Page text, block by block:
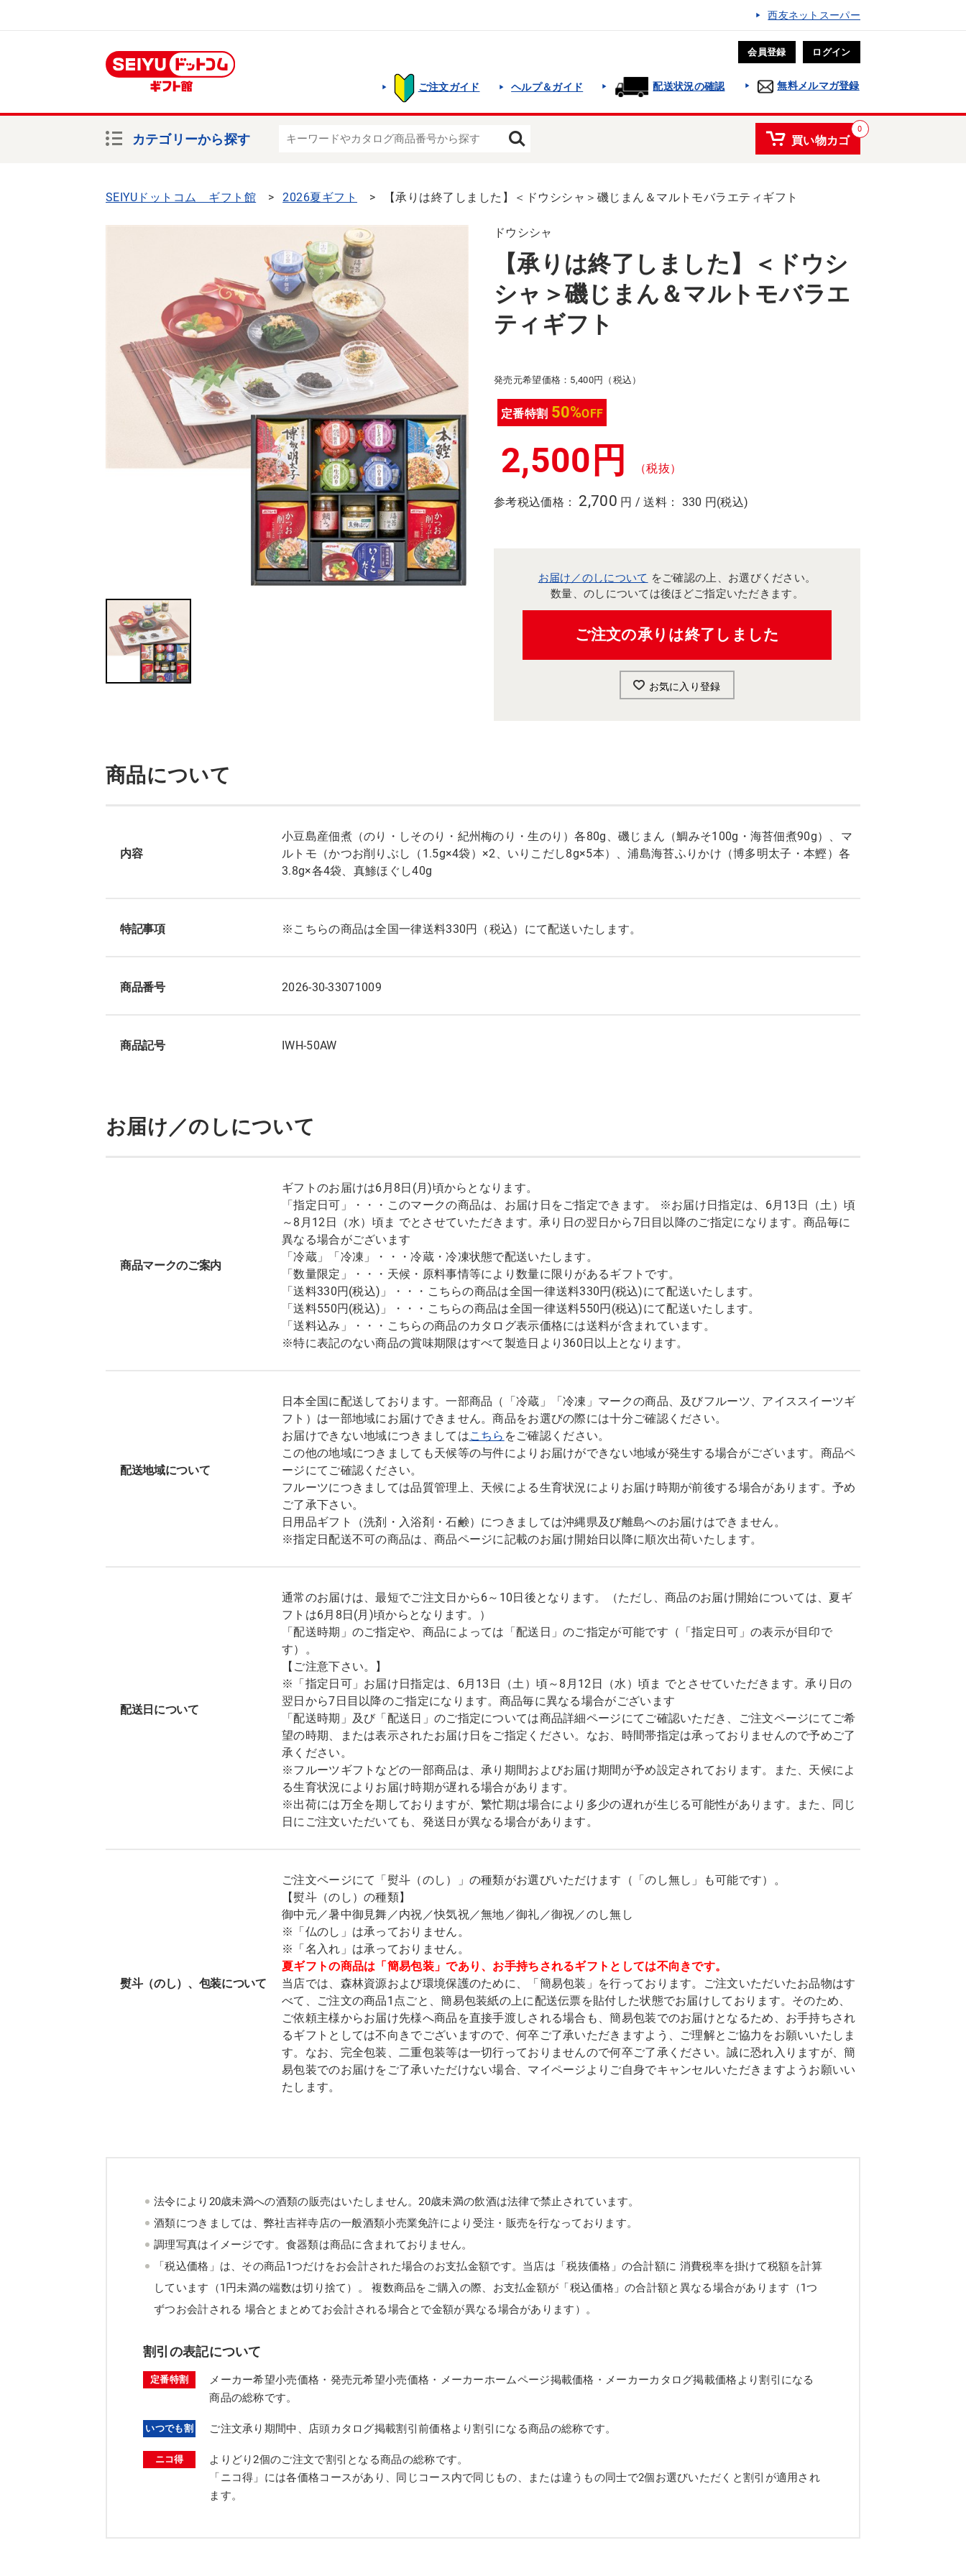
西友ネットスーパー
会員登録 ログイン
ご注文ガイド ヘルプ＆ガイド 配送状況の確認 無料メルマガ登録
カテゴリーから探す
0
買い物カゴ
SEIYUドットコム ギフト館 2026夏ギフト 【承りは終了しました】＜ドウシシャ＞磯じまん＆マルトモバラエティギフト
ドウシシャ
【承りは終了しました】＜ドウシ
シャ＞磯じまん＆マルトモバラエ
ティギフト
発売元希望価格：5,400円（税込）
定番特割 50%OFF
2,500円 （税抜）
参考税込価格： 2,700 円 / 送料： 330 円(税込)
お届け／のしについて をご確認の上、お選びください。
数量、のしについては後ほどご指定いただきます。
ご注文の承りは終了しました
お気に入り登録
商品について
内容
小豆島産佃煮（のり・しそのり・紀州梅のり・生のり）各80g、磯じまん（鯛みそ100g・海苔佃煮90g）、マ
ルトモ（かつお削りぶし（1.5g×4袋）×2、いりこだし8g×5本）、浦島海苔ふりかけ（博多明太子・本鰹）各
3.8g×各4袋、真鯵ほぐし40g
特記事項 ※こちらの商品は全国一律送料330円（税込）にて配送いたします。
商品番号 2026-30-33071009
商品記号 IWH-50AW
お届け／のしについて
商品マークのご案内
ギフトのお届けは6月8日(月)頃からとなります。
「指定日可」・・・このマークの商品は、お届け日をご指定できます。 ※お届け日指定は、6月13日（土）頃
～8月12日（水）頃ま でとさせていただきます。承り日の翌日から7日目以降のご指定になります。商品毎に
異なる場合がございます
「冷蔵」「冷凍」・・・冷蔵・冷凍状態で配送いたします。
「数量限定」・・・天候・原料事情等により数量に限りがあるギフトです。
「送料330円(税込)」・・・こちらの商品は全国一律送料330円(税込)にて配送いたします。
「送料550円(税込)」・・・こちらの商品は全国一律送料550円(税込)にて配送いたします。
「送料込み」・・・こちらの商品のカタログ表示価格には送料が含まれています。
※特に表記のない商品の賞味期限はすべて製造日より360日以上となります。
配送地域について
日本全国に配送しております。一部商品（「冷蔵」「冷凍」マークの商品、及びフルーツ、アイススイーツギ
フト）は一部地域にお届けできません。商品をお選びの際には十分ご確認ください。
お届けできない地域につきましてはこちら をご確認ください。
この他の地域につきましても天候等の与件によりお届けができない地域が発生する場合がございます。商品ペ
ージにてご確認ください。
フルーツにつきましては品質管理上、天候による生育状況によりお届け時期が前後する場合があります。予め
ご了承下さい。
日用品ギフト（洗剤・入浴剤・石鹸）につきましては沖縄県及び離島へのお届けはできません。
※指定日配送不可の商品は、商品ページに記載のお届け開始日以降に順次出荷いたします。
配送日について
通常のお届けは、最短でご注文日から6～10日後となります。（ただし、商品のお届け開始については、夏ギ
フトは6月8日(月)頃からとなります。）
「配送時期」のご指定や、商品によっては「配送日」のご指定が可能です（「指定日可」の表示が目印で
す）。
【ご注意下さい。】
※「指定日可」お届け日指定は、6月13日（土）頃～8月12日（水）頃ま でとさせていただきます。承り日の
翌日から7日目以降のご指定になります。商品毎に異なる場合がございます
「配送時期」及び「配送日」のご指定については商品詳細ページにてご確認いただき、ご注文ページにてご希
望の時期、または表示されたお届け日をご指定ください。なお、時間帯指定は承っておりませんので予めご了
承ください。
※フルーツギフトなどの一部商品は、承り期間およびお届け期間が予め設定されております。また、天候によ
る生育状況によりお届け時期が遅れる場合があります。
※出荷には万全を期しておりますが、繁忙期は場合により多少の遅れが生じる可能性があります。また、同じ
日にご注文いただいても、発送日が異なる場合があります。
熨斗（のし）、包装について
ご注文ページにて「熨斗（のし）」の種類がお選びいただけます（「のし無し」も可能です）。
【熨斗（のし）の種類】
御中元／暑中御見舞／内祝／快気祝／無地／御礼／御祝／のし無し
※「仏のし」は承っておりません。
※「名入れ」は承っておりません。
夏ギフトの商品は「簡易包装」であり、お手持ちされるギフトとしては不向きです。
当店では、森林資源および環境保護のために、「簡易包装」を行っております。ご注文いただいたお品物はす
べて、ご注文の商品1点ごと、簡易包装紙の上に配送伝票を貼付した状態でお届けしております。そのため、
ご依頼主様からお届け先様へ商品を直接手渡しされる場合も、簡易包装でのお届けとなるため、お手持ちされ
るギフトとしては不向きでございますので、何卒ご了承いただきますよう、ご理解とご協力をお願いいたしま
す。なお、完全包装、二重包装等は一切行っておりませんので何卒ご了承ください。誠に恐れ入りますが、簡
易包装でのお届けをご了承いただけない場合、マイページよりご自身でキャンセルいただきますようお願いい
たします。
法令により20歳未満への酒類の販売はいたしません。20歳未満の飲酒は法律で禁止されています。
酒類につきましては、弊社吉祥寺店の一般酒類小売業免許により受注・販売を行なっております。
調理写真はイメージです。食器類は商品に含まれておりません。
「税込価格」は、その商品1つだけをお会計された場合のお支払金額です。当店は「税抜価格」の合計額に 消費税率を掛けて税額を計算
しています（1円未満の端数は切り捨て）。 複数商品をご購入の際、お支払金額が「税込価格」の合計額と異なる場合があります（1つ
ずつお会計される 場合とまとめてお会計される場合とで金額が異なる場合があります）。
割引の表記について
定番特割
メーカー希望小売価格・発売元希望小売価格・メーカーホームページ掲載価格・メーカーカタログ掲載価格より割引になる
商品の総称です。
いつでも割 ご注文承り期間中、店頭カタログ掲載割引前価格より割引になる商品の総称です。
ニコ得
よりどり2個のご注文で割引となる商品の総称です。
「ニコ得」には各価格コースがあり、同じコース内で同じもの、または違うもの同士で2個お選びいただくと割引が適用され
ます。